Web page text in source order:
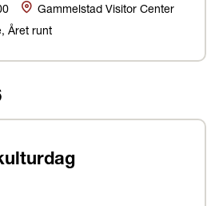
Plats
Gammelstad Visitor Center
Året runt